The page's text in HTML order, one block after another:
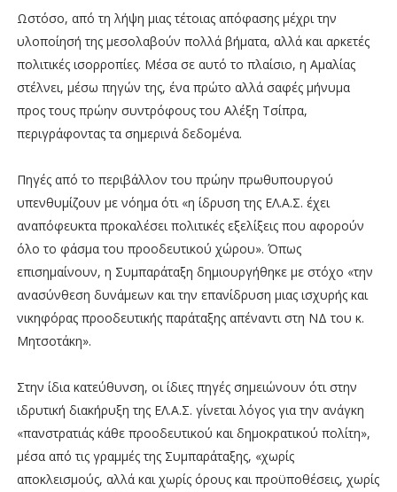
Ωστόσο, από τη λήψη μιας τέτοιας απόφασης μέχρι την
υλοποίησή της μεσολαβούν πολλά βήματα, αλλά και αρκετές
πολιτικές ισορροπίες. Μέσα σε αυτό το πλαίσιο, η Αμαλίας
στέλνει, μέσω πηγών της, ένα πρώτο αλλά σαφές μήνυμα
προς τους πρώην συντρόφους του Αλέξη Τσίπρα,
περιγράφοντας τα σημερινά δεδομένα.
Πηγές από το περιβάλλον του πρώην πρωθυπουργού
υπενθυμίζουν με νόημα ότι «η ίδρυση της ΕΛ.Α.Σ. έχει
αναπόφευκτα προκαλέσει πολιτικές εξελίξεις που αφορούν
όλο το φάσμα του προοδευτικού χώρου». Όπως
επισημαίνουν, η Συμπαράταξη δημιουργήθηκε με στόχο «την
ανασύνθεση δυνάμεων και την επανίδρυση μιας ισχυρής και
νικηφόρας προοδευτικής παράταξης απέναντι στη ΝΔ του κ.
Μητσοτάκη».
Στην ίδια κατεύθυνση, οι ίδιες πηγές σημειώνουν ότι στην
ιδρυτική διακήρυξη της ΕΛ.Α.Σ. γίνεται λόγος για την ανάγκη
«πανστρατιάς κάθε προοδευτικού και δημοκρατικού πολίτη»,
μέσα από τις γραμμές της Συμπαράταξης, «χωρίς
αποκλεισμούς, αλλά και χωρίς όρους και προϋποθέσεις, χωρίς